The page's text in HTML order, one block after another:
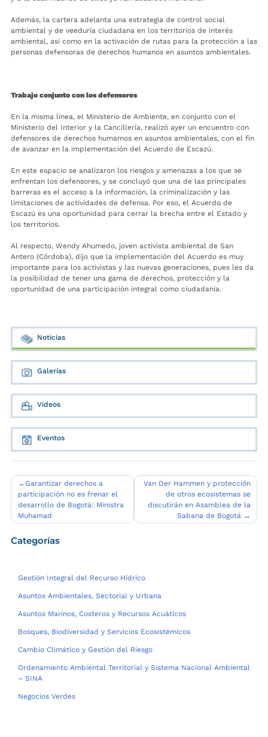
Además, la cartera adelanta una estrategia de control social
ambiental y de veeduría ciudadana en los territorios de interés
ambiental, así como en la activación de rutas para la protección a las
personas defensoras de derechos humanos en asuntos ambientales.
Trabajo conjunto con los defensores
En la misma línea, el Ministerio de Ambiente, en conjunto con el
Ministerio del Interior y la Cancillería, realizó ayer un encuentro con
defensores de derechos humamos en asuntos ambientales, con el fin
de avanzar en la implementación del Acuerdo de Escazú.
En este espacio se analizaron los riesgos y amenazas a los que se
enfrentan los defensores, y se concluyó que una de las principales
barreras es el acceso a la información, la criminalización y las
limitaciones de actividades de defensa. Por eso, el Acuerdo de
Escazú es una oportunidad para cerrar la brecha entre el Estado y
los territorios.
Al respecto, Wendy Ahumedo, joven activista ambiental de San
Antero (Córdoba), dijo que la implementación del Acuerdo es muy
importante para los activistas y las nuevas generaciones, pues les da
la posibilidad de tener una gama de derechos, protección y la
oportunidad de una participación integral como ciudadanía.
Noticias
Galerías
Videos
Eventos
Navegación
de
entradas
Garantizar derechos a
participación no es frenar el
desarrollo de Bogotá: Ministra
Muhamad
Van Der Hammen y protección
de otros ecosistemas se
discutirán en Asamblea de la
Sabana de Bogotá
Categorías
Gestión Integral del Recurso Hídrico
Asuntos Ambientales, Sectorial y Urbana
Asuntos Marinos, Costeros y Recursos Acuáticos
Bosques, Biodiversidad y Servicios Ecosistémicos
Cambio Climático y Gestión del Riesgo
Ordenamiento Ambiental Territorial y Sistema Nacional Ambiental
– SINA
Negocios Verdes